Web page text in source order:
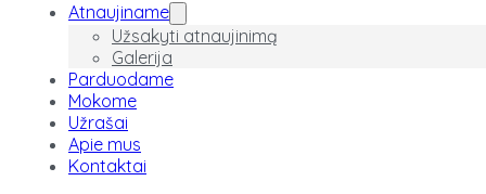
Atnaujiname
Užsakyti atnaujinimą
Galerija
Parduodame
Mokome
Užrašai
Apie mus
Kontaktai